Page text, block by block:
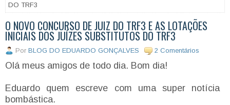
DO TRF3
O NOVO CONCURSO DE JUIZ DO TRF3 E AS LOTAÇÕES
INICIAIS DOS JUÍZES SUBSTITUTOS DO TRF3
Por BLOG DO EDUARDO GONÇALVES 2 Comentários
Olá meus amigos de todo dia. Bom dia!
Eduardo quem escreve com uma super notícia
bombástica.